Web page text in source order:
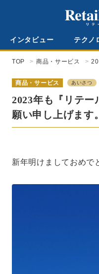
インタビュー テクノ
TOP 商品・サービス
商品・サービス
あいさつ
2023年も『リテ
願い申し上げます。
新年明けましておめで